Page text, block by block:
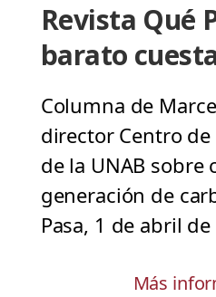
Revista Qué
barato
Columna de
director Centro
de la UNAB sobre
generación de
Pasa, 1 de abril
Más